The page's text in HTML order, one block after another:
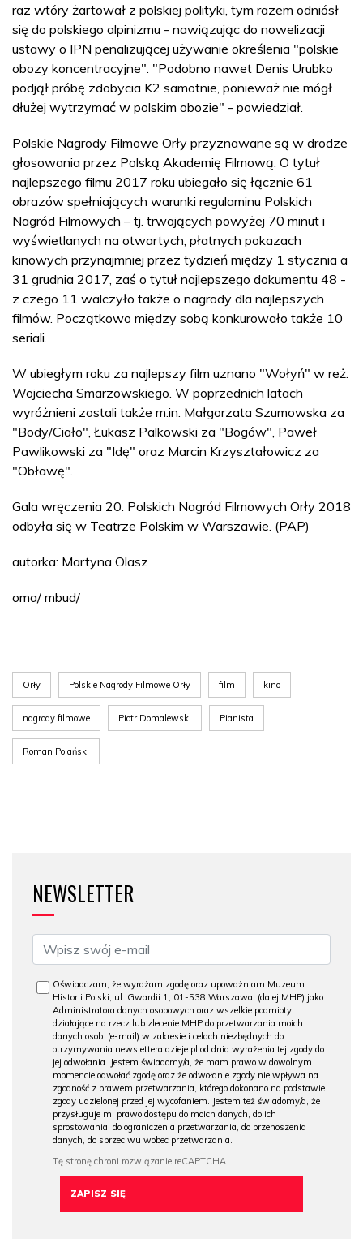
raz wtóry żartował z polskiej polityki, tym razem odniósł
się do polskiego alpinizmu - nawiązując do nowelizacji
ustawy o IPN penalizującej używanie określenia "polskie
obozy koncentracyjne". "Podobno nawet Denis Urubko
podjął próbę zdobycia K2 samotnie, ponieważ nie mógł
dłużej wytrzymać w polskim obozie" - powiedział.
Polskie Nagrody Filmowe Orły przyznawane są w drodze
głosowania przez Polską Akademię Filmową. O tytuł
najlepszego filmu 2017 roku ubiegało się łącznie 61
obrazów spełniających warunki regulaminu Polskich
Nagród Filmowych – tj. trwających powyżej 70 minut i
wyświetlanych na otwartych, płatnych pokazach
kinowych przynajmniej przez tydzień między 1 stycznia a
31 grudnia 2017, zaś o tytuł najlepszego dokumentu 48 -
z czego 11 walczyło także o nagrody dla najlepszych
filmów. Początkowo między sobą konkurowało także 10
seriali.
W ubiegłym roku za najlepszy film uznano "Wołyń" w reż.
Wojciecha Smarzowskiego. W poprzednich latach
wyróżnieni zostali także m.in. Małgorzata Szumowska za
"Body/Ciało", Łukasz Palkowski za "Bogów", Paweł
Pawlikowski za "Idę" oraz Marcin Krzyształowicz za
"Obławę".
Gala wręczenia 20. Polskich Nagród Filmowych Orły 2018
odbyła się w Teatrze Polskim w Warszawie. (PAP)
autorka: Martyna Olasz
oma/ mbud/
Orły Polskie Nagrody Filmowe Orły film kino
nagrody filmowe Piotr Domalewski Pianista
Roman Polański
NEWSLETTER
Oświadczam, że wyrażam zgodę oraz upoważniam Muzeum
Historii Polski, ul. Gwardii 1, 01-538 Warszawa, (dalej MHP) jako
Administratora danych osobowych oraz wszelkie podmioty
działające na rzecz lub zlecenie MHP do przetwarzania moich
danych osob. (e-mail) w zakresie i celach niezbędnych do
otrzymywania newslettera dzieje.pl od dnia wyrażenia tej zgody do
jej odwołania. Jestem świadomy/a, że mam prawo w dowolnym
momencie odwołać zgodę oraz że odwołanie zgody nie wpływa na
zgodność z prawem przetwarzania, którego dokonano na podstawie
zgody udzielonej przed jej wycofaniem. Jestem też świadomy/a, że
przysługuje mi prawo dostępu do moich danych, do ich
sprostowania, do ograniczenia przetwarzania, do przenoszenia
danych, do sprzeciwu wobec przetwarzania.